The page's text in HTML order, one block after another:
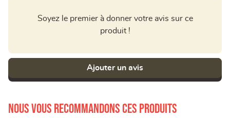
Soyez le premier à donner votre avis sur ce
produit !
Ajouter un avis
Nous vous recommandons ces produits